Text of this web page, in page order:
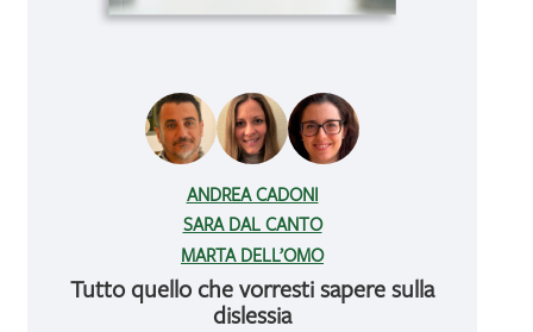
ANDREA CADONI
SARA DAL CANTO
MARTA DELL’OMO
Tutto quello che vorresti sapere sulla
dislessia